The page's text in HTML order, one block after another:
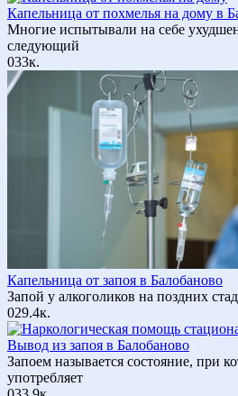
Капельница от похмелья на дому в
Многие испытывали на себе
следующий
033к.
Капельница от запоя в Балобаново
Запой у алкоголиков на поздних
029.4к.
Вывод из запоя в Балобаново
Запоем называется состояние, при
употребляет